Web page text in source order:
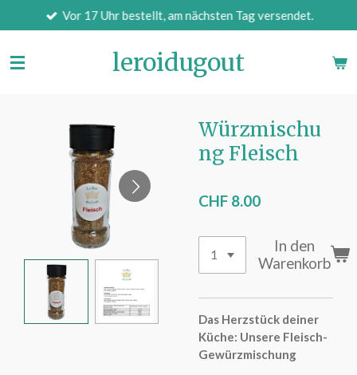
Hauptinhalt
Vor 17 Uhr bestellt, am nächsten Tag versendet.
leroidugout
Würzmischu
ng Fleisch
CHF 8.00
In den
Warenkorb
Das Herzstück deiner
Küche: Unsere Fleisch-
Gewürzmischung